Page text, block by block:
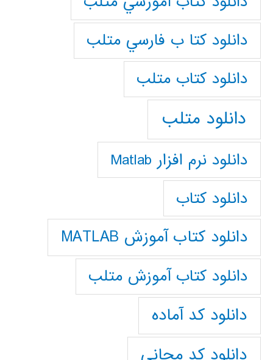
دانلود كتا ب فارسي متلب
دانلود كتاب متلب
دانلود متلب
دانلود نرم افزار Matlab
دانلود کتاب
دانلود کتاب آموزش MATLAB
دانلود کتاب آموزش متلب
دانلود کد آماده
دانلود کد مجانی